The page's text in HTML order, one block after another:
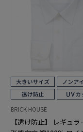
BRICK HOUSE
【透け防止】 レギュラ